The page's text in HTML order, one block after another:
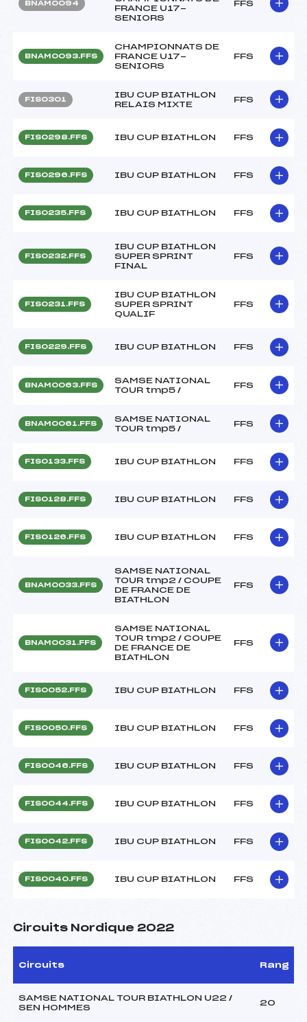
BNAM0094
FRANCE U17-
SENIORS
FFS
BNAM0093.FFS
CHAMPIONNATS DE
FRANCE U17-
SENIORS
FFS
FIS0301
IBU CUP BIATHLON
RELAIS MIXTE
FFS
FIS0298.FFS IBU CUP BIATHLON FFS
FIS0296.FFS IBU CUP BIATHLON FFS
FIS0235.FFS IBU CUP BIATHLON FFS
FIS0232.FFS
IBU CUP BIATHLON
SUPER SPRINT
FINAL
FFS
FIS0231.FFS
IBU CUP BIATHLON
SUPER SPRINT
QUALIF
FFS
FIS0229.FFS IBU CUP BIATHLON FFS
BNAM0063.FFS
SAMSE NATIONAL
TOUR tmp5 /
FFS
BNAM0061.FFS
SAMSE NATIONAL
TOUR tmp5 /
FFS
FIS0133.FFS IBU CUP BIATHLON FFS
FIS0128.FFS IBU CUP BIATHLON FFS
FIS0126.FFS IBU CUP BIATHLON FFS
BNAM0033.FFS
SAMSE NATIONAL
TOUR tmp2 / COUPE
DE FRANCE DE
BIATHLON
FFS
BNAM0031.FFS
SAMSE NATIONAL
TOUR tmp2 / COUPE
DE FRANCE DE
BIATHLON
FFS
FIS0052.FFS IBU CUP BIATHLON FFS
FIS0050.FFS IBU CUP BIATHLON FFS
FIS0046.FFS IBU CUP BIATHLON FFS
FIS0044.FFS IBU CUP BIATHLON FFS
FIS0042.FFS IBU CUP BIATHLON FFS
FIS0040.FFS IBU CUP BIATHLON FFS
Circuits Nordique 2022
Circuits Rang
SAMSE NATIONAL TOUR BIATHLON U22 /
SEN HOMMES
20